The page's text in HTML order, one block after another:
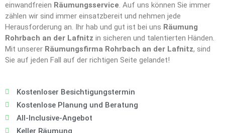
einwandfreien Räumungsservice. Auf uns können Sie immer
zählen wir sind immer einsatzbereit und nehmen jede
Herausforderung an. Ihr hab und gut ist bei uns Räumung
Rohrbach an der Lafnitz in sicheren und talentierten Händen.
Mit unserer Räumungsfirma Rohrbach an der Lafnitz, sind
Sie auf jeden Fall auf der richtigen Seite gelandet!
Kostenloser Besichtigungstermin
Kostenlose Planung und Beratung
All-Inclusive-Angebot
Keller Räumung